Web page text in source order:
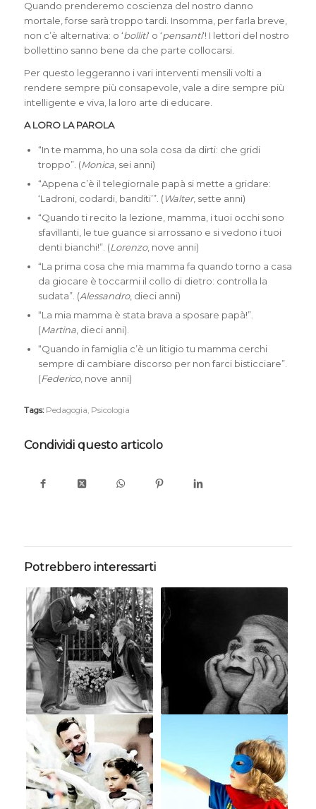
Quando prenderemo coscienza del nostro danno
mortale, forse sarà troppo tardi. Insomma, per farla breve,
non c’è alternativa: o ‘bolliti‘ o ‘pensanti‘! I lettori del nostro
bollettino sanno bene da che parte collocarsi.
Per questo leggeranno i vari interventi mensili volti a
rendere sempre più consapevole, vale a dire sempre più
intelligente e viva, la loro arte di educare.
A LORO LA PAROLA
“In te mamma, ho una sola cosa da dirti: che gridi
troppo”. (Monica, sei anni)
“Appena c’è il telegiornale papà si mette a gridare:
‘Ladroni, codardi, banditi’”. (Walter, sette anni)
“Quando ti recito la lezione, mamma, i tuoi occhi sono
sfavillanti, le tue guance si arrossano e si vedono i tuoi
denti bianchi!”. (Lorenzo, nove anni)
“La prima cosa che mia mamma fa quando torno a casa
da giocare è toccarmi il collo di dietro: controlla la
sudata”. (Alessandro, dieci anni)
“La mia mamma è stata brava a sposare papà!”.
(Martina, dieci anni).
“Quando in famiglia c’è un litigio tu mamma cerchi
sempre di cambiare discorso per non farci bisticciare”.
(Federico, nove anni)
Tags: Pedagogia, Psicologia
Condividi questo articolo
Potrebbero interessarti